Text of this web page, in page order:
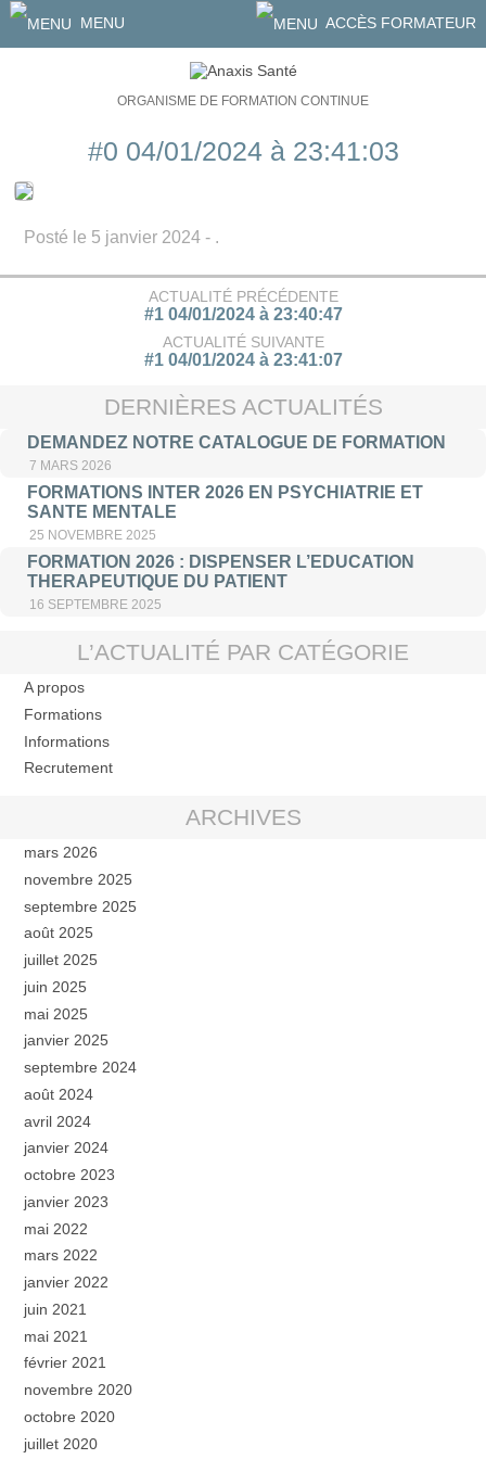
MENU ACCÈS FORMATEUR
ORGANISME DE FORMATION CONTINUE
#0 04/01/2024 à 23:41:03
Posté le 5 janvier 2024 - .
ACTUALITÉ PRÉCÉDENTE
#1 04/01/2024 à 23:40:47
ACTUALITÉ SUIVANTE
#1 04/01/2024 à 23:41:07
DERNIÈRES ACTUALITÉS
DEMANDEZ NOTRE CATALOGUE DE FORMATION
7 MARS 2026
FORMATIONS INTER 2026 EN PSYCHIATRIE ET
SANTE MENTALE
25 NOVEMBRE 2025
FORMATION 2026 : DISPENSER L’EDUCATION
THERAPEUTIQUE DU PATIENT
16 SEPTEMBRE 2025
L’ACTUALITÉ PAR CATÉGORIE
A propos
Formations
Informations
Recrutement
ARCHIVES
mars 2026
novembre 2025
septembre 2025
août 2025
juillet 2025
juin 2025
mai 2025
janvier 2025
septembre 2024
août 2024
avril 2024
janvier 2024
octobre 2023
janvier 2023
mai 2022
mars 2022
janvier 2022
juin 2021
mai 2021
février 2021
novembre 2020
octobre 2020
juillet 2020